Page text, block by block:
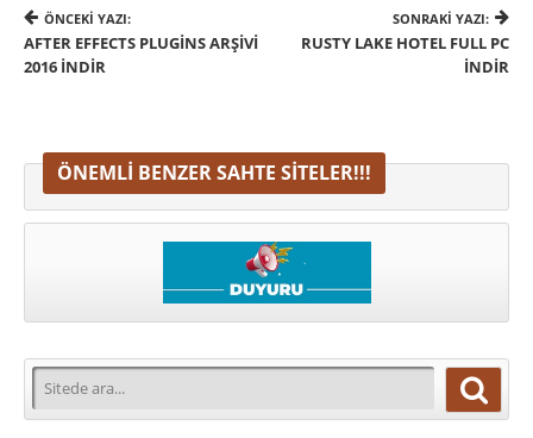
ÖNCEKI YAZI:
AFTER EFFECTS PLUGINS ARŞIVI
2016 İNDIR
SONRAKI YAZI:
RUSTY LAKE HOTEL FULL PC
İNDIR
ÖNEMLI BENZER SAHTE SITELER!!!